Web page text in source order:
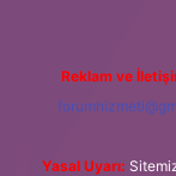
Reklam ve
Yasal Uyarı: